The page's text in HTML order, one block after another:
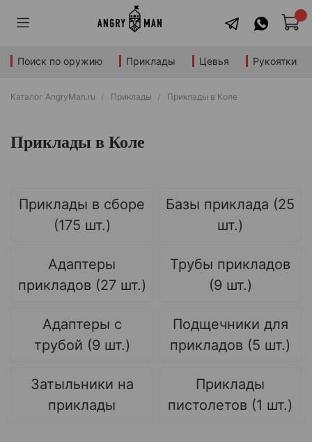
Поиск по оружию Приклады Цевья Рукоятки
Каталог AngryMan.ru Приклады Приклады в Коле
Приклады в Коле
Приклады в сборе
(175 шт.)
Базы приклада (25
шт.)
Адаптеры
прикладов (27 шт.)
Трубы прикладов
(9 шт.)
Адаптеры с
трубой (9 шт.)
Подщечники для
прикладов (5 шт.)
Затыльники на
приклады
Приклады
пистолетов (1 шт.)